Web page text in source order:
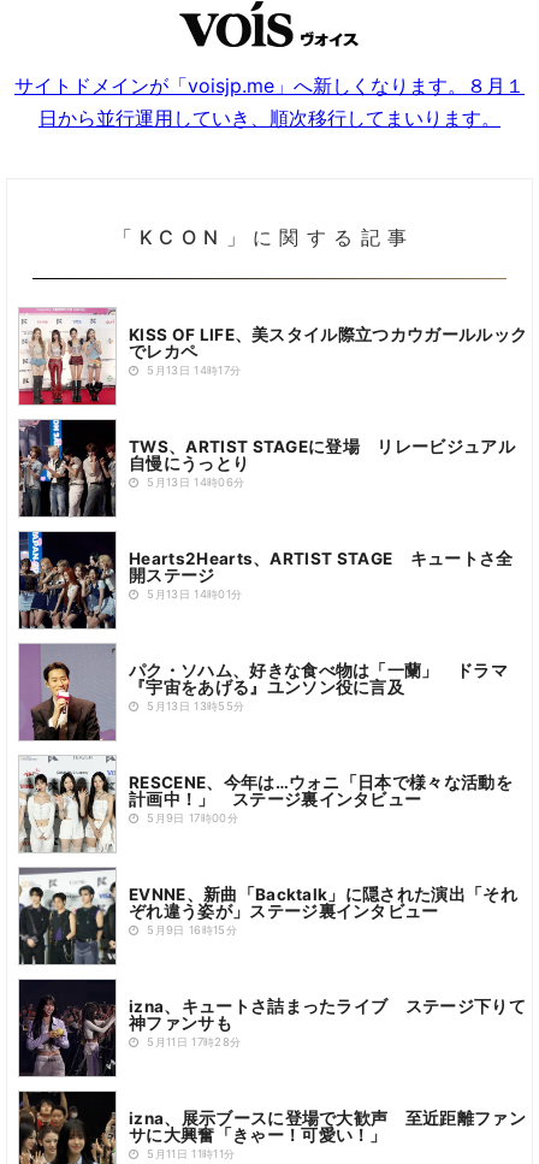
サイトドメインが「voisjp.me」へ新しくなります。８月１
日から並行運用していき、順次移行してまいります。
「KCON」に関する記事
KISS OF LIFE、美スタイル際立つカウガールルック
でレカペ
5月13日 14時17分
TWS、ARTIST STAGEに登場 リレービジュアル
自慢にうっとり
5月13日 14時06分
Hearts2Hearts、ARTIST STAGE キュートさ全
開ステージ
5月13日 14時01分
パク・ソハム、好きな食べ物は「一蘭」 ドラマ
『宇宙をあげる』ユンソン役に言及
5月13日 13時55分
RESCENE、今年は…ウォニ「日本で様々な活動を
計画中！」 ステージ裏インタビュー
5月9日 17時00分
EVNNE、新曲「Backtalk」に隠された演出「それ
ぞれ違う姿が」ステージ裏インタビュー
5月9日 16時15分
izna、キュートさ詰まったライブ ステージ下りて
神ファンサも
5月11日 17時28分
izna、展示ブースに登場で大歓声 至近距離ファン
サに大興奮「きゃー！可愛い！」
5月11日 11時11分